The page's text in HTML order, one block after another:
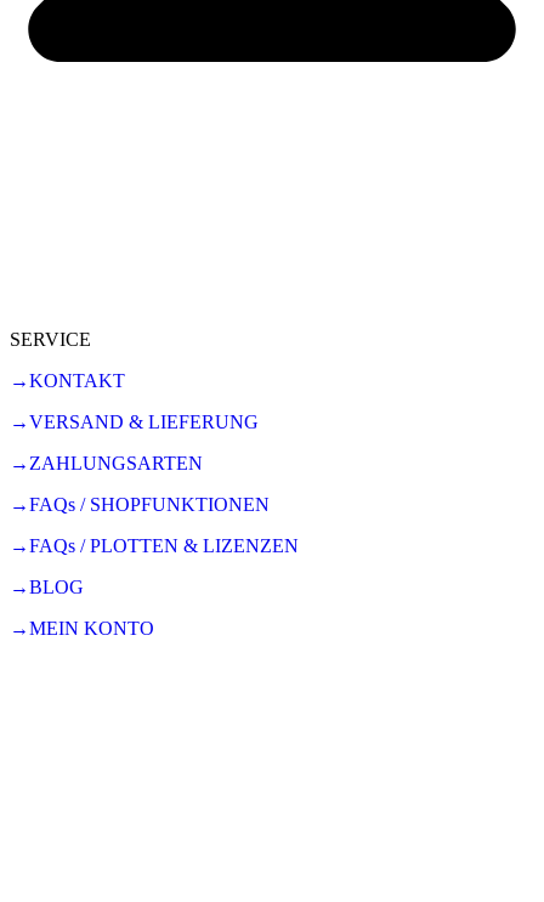
SERVICE
→KONTAKT
→VERSAND & LIEFERUNG
→ZAHLUNGSARTEN
→FAQs / SHOPFUNKTIONEN
→FAQs / PLOTTEN & LIZENZEN
→BLOG
→MEIN KONTO